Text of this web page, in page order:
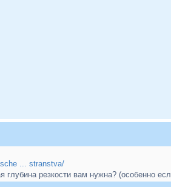
... stranstva/
глубина резкости вам нужна? (особенно